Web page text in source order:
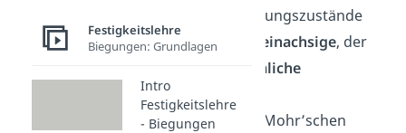
verschiedene Spannungszustände
unterscheiden: der
einachsige, der
räumliche
Spannungszustand
Nun wollen wir den Mohr’schen
Festigkeitslehre
Biegungen: Grundlagen
Intro
Festigkeitslehre
- Biegungen